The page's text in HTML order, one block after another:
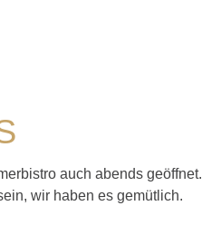
auch abends geöffnet.
wir haben es gemütlich.